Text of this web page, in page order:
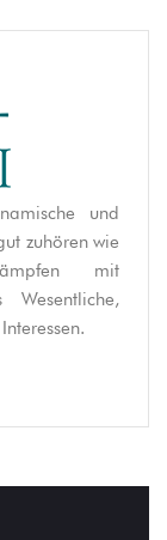
und
zuhören wie
mit